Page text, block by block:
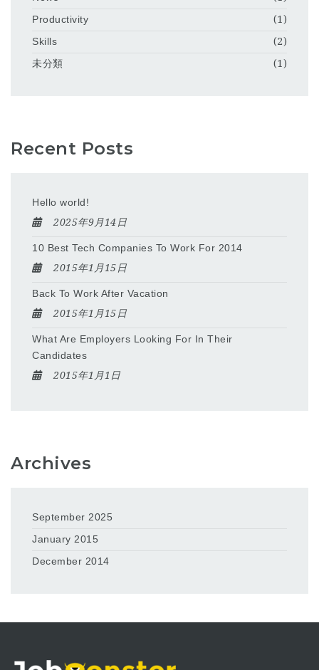
Productivity
(1)
Skills
(2)
未分類
(1)
Recent Posts
Hello world!
2025年9月14日
10 Best Tech Companies To Work For 2014
2015年1月15日
Back To Work After Vacation
2015年1月15日
What Are Employers Looking For In Their
Candidates
2015年1月1日
Archives
September 2025
January 2015
December 2014